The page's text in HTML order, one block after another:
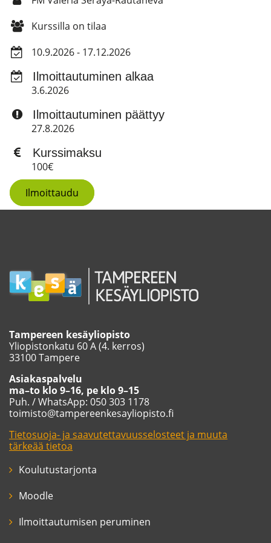
Kurssilla on tilaa
10.9.2026 - 17.12.2026
Ilmoittautuminen alkaa
3.6.2026
Ilmoittautuminen päättyy
27.8.2026
Kurssimaksu
100€
Ilmoittaudu
Tampereen kesäyliopisto
Yliopistonkatu 60 A (4. kerros)
33100 Tampere
Asiakaspalvelu
ma–to klo 9–16, pe klo 9–15
Puh. / WhatsApp: 050 303 1178
toimisto@tampereenkesayliopisto.fi
Tietosuoja- ja saavutettavuusselosteet ja muuta
tärkeää tietoa
Koulutustarjonta
Moodle
Ilmoittautumisen peruminen